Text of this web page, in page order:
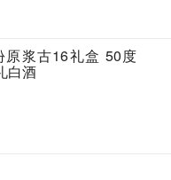
原浆古16礼盒 50度
白酒